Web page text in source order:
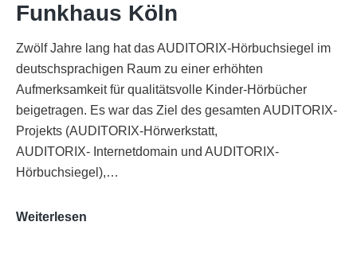
Funkhaus Köln
Zwölf Jahre lang hat das AUDITORIX-Hörbuchsiegel im
deutschsprachigen Raum zu einer erhöhten
Aufmerksamkeit für qualitätsvolle Kinder-Hörbücher
beigetragen. Es war das Ziel des gesamten AUDITORIX-
Projekts (AUDITORIX-Hörwerkstatt,
AUDITORIX- Internetdomain und AUDITORIX-
Hörbuchsiegel),…
Weiterlesen